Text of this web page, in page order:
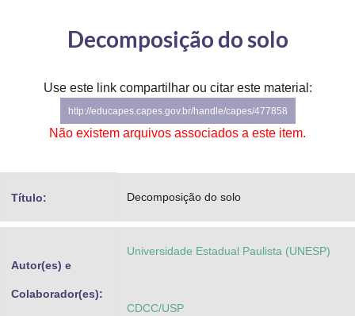
Controladoria-Geral da União
Advocacia-Geral da União
Planalto
Decomposição do solo
Use este link compartilhar ou citar este material:
http://educapes.capes.gov.br/handle/capes/477858
Não existem arquivos associados a este item.
Título: Decomposição do solo
Autor(es) e
Colaborador(es):
Universidade Estadual Paulista (UNESP)
CDCC/USP